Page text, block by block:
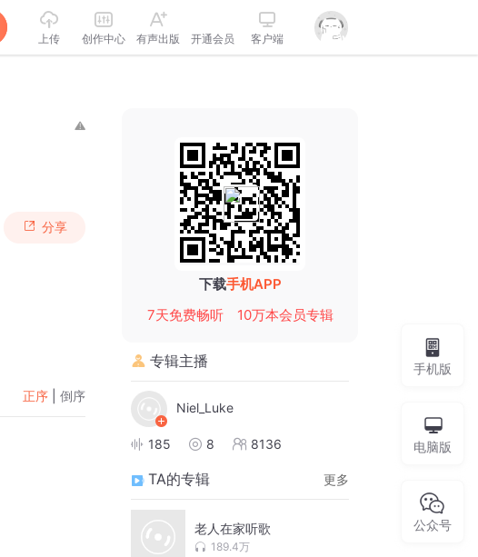
上传 创作中心 有声出版 开通会员 客户端
分享
正序 倒序
下载手机APP
7天免费畅听
10万本会员专辑
专辑主播
Niel_Luke
185 8 8136
TA的专辑 更多
老人在家听歌
189.4万
手机版
电脑版
公众号